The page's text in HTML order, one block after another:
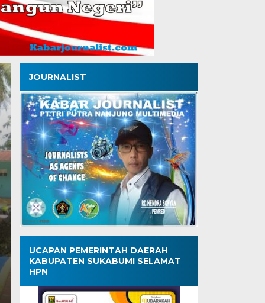
Lebih dari Sekadar
Kisah Pokdakan
Kadulawang,
yang Menginspirasi
Kabarjournalist.com – Kota Sukabumi – Siapa
kolam dan kesehariannya…
JOURNALIST
UCAPAN PEMERINTAH DAERAH
KABUPATEN SUKABUMI SELAMAT
HPN